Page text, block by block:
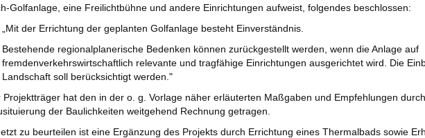
Golfanlage, eine Freilichtbühne und andere Einrichtungen aufweist, folgendes beschlossen:
„Mit der Errichtung der geplanten Golfanlage besteht Einverständnis.
Bestehende regionalplanerische Bedenken können zurückgestellt werden, wenn die Anlage auf
fremdenverkehrswirtschaftlich relevante und tragfähige Einrichtungen ausgerichtet wird. Die
Landschaft soll berücksichtigt werden."
Projektträger hat den in der o. g. Vorlage näher erläuterten Maßgaben und Empfehlungen
der Baulichkeiten weitgehend Rechnung getragen.
zu beurteilen ist eine Ergänzung des Projekts durch Errichtung eines Thermalbads sowie